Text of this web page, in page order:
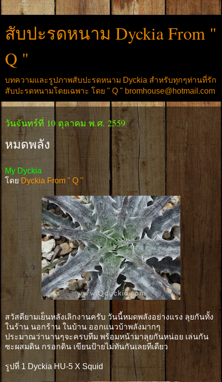
สับปะรดหนาม Dyckia From "
Q "
บทความและรูปภาพสับปะรดหนาม Dyckia สำหรับทุกๆท่านที่รัก
สับปะรดหนามโดยเฉพาะ โดย " Q " bromhouse@hotmail.com
วันจันทร์ที่ 10 ตุลาคม พ.ศ. 2559
หมดพลัง
My Dyckia
โดยDyckia From " Q "
สวัสดียามเย็นหลังเลิกงานครับ วันนี้หมดพลังอย่างแรง ลุยกันทั้ง
ในร้าน นอกร้าน ในบ้าน ออกเเนวบ้าพลังมากๆ
ประมาณว่านานๆจะครบทีม พร้อมหน้ามาลุยกันหน่อย เล่นกัน
ซะผสมดิน กรอกดิน เขียนป้ายไม่ทันกันเลยทีเดียว
รูปที่ 1 Dyckia HU-5 X Squid